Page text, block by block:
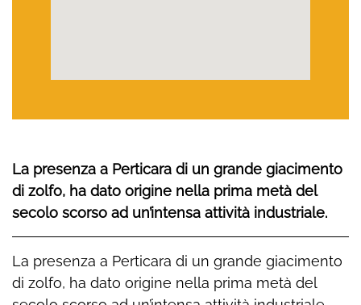
La presenza a Perticara di un grande giacimento
di zolfo, ha dato origine nella prima metà del
secolo scorso ad un’intensa attività industriale.
La presenza a Perticara di un grande giacimento
di zolfo, ha dato origine nella prima metà del